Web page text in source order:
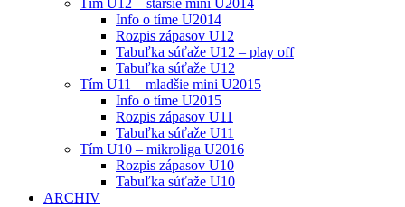
Info o tíme U2014
Rozpis zápasov U12
Tabuľka súťaže U12 – play off
Tabuľka súťaže U12
Tím U11 – mladšie mini U2015
Info o tíme U2015
Rozpis zápasov U11
Tabuľka súťaže U11
Tím U10 – mikroliga U2016
Rozpis zápasov U10
Tabuľka súťaže U10
ARCHIV